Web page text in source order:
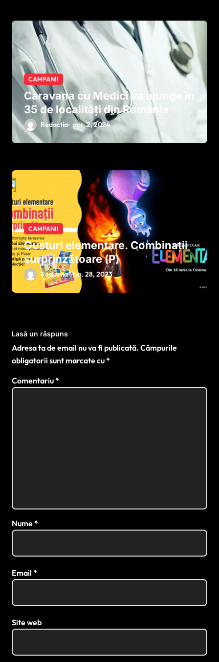
CAMPANII
Caravana cu Medici va ajunge în
35 de localităţi din România
Redactia apr. 2, 2024
CAMPANII
Gusturi elementare. Combinații
surprinzătoare (P)
Redactia iun. 28, 2023
Lasă un răspuns
Adresa ta de email nu va fi publicată. Câmpurile
obligatorii sunt marcate cu*
Comentariu*
Nume*
Email *
Site web